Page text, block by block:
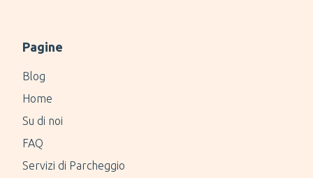
Pagine
Blog
Home
Su di noi
FAQ
Servizi di Parcheggio